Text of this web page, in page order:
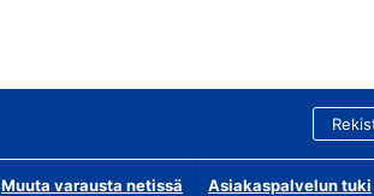
Muuta varausta netissä Asiakaspalvelun tuki